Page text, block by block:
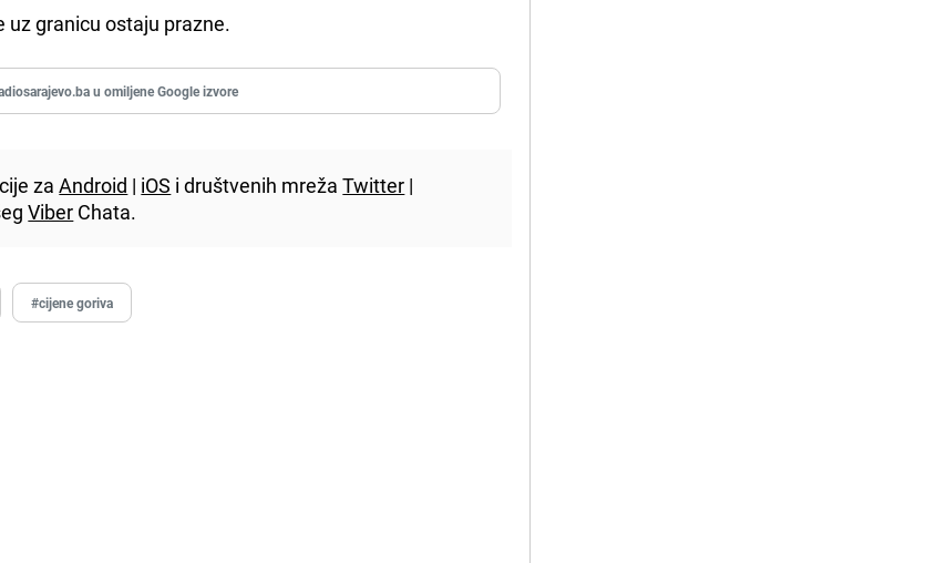
granicu ostaju prazne.
u omiljene Google izvore
zaAndroid | iOS i društvenih mrežaTwitter |
Viber Chata.
#cijene goriva